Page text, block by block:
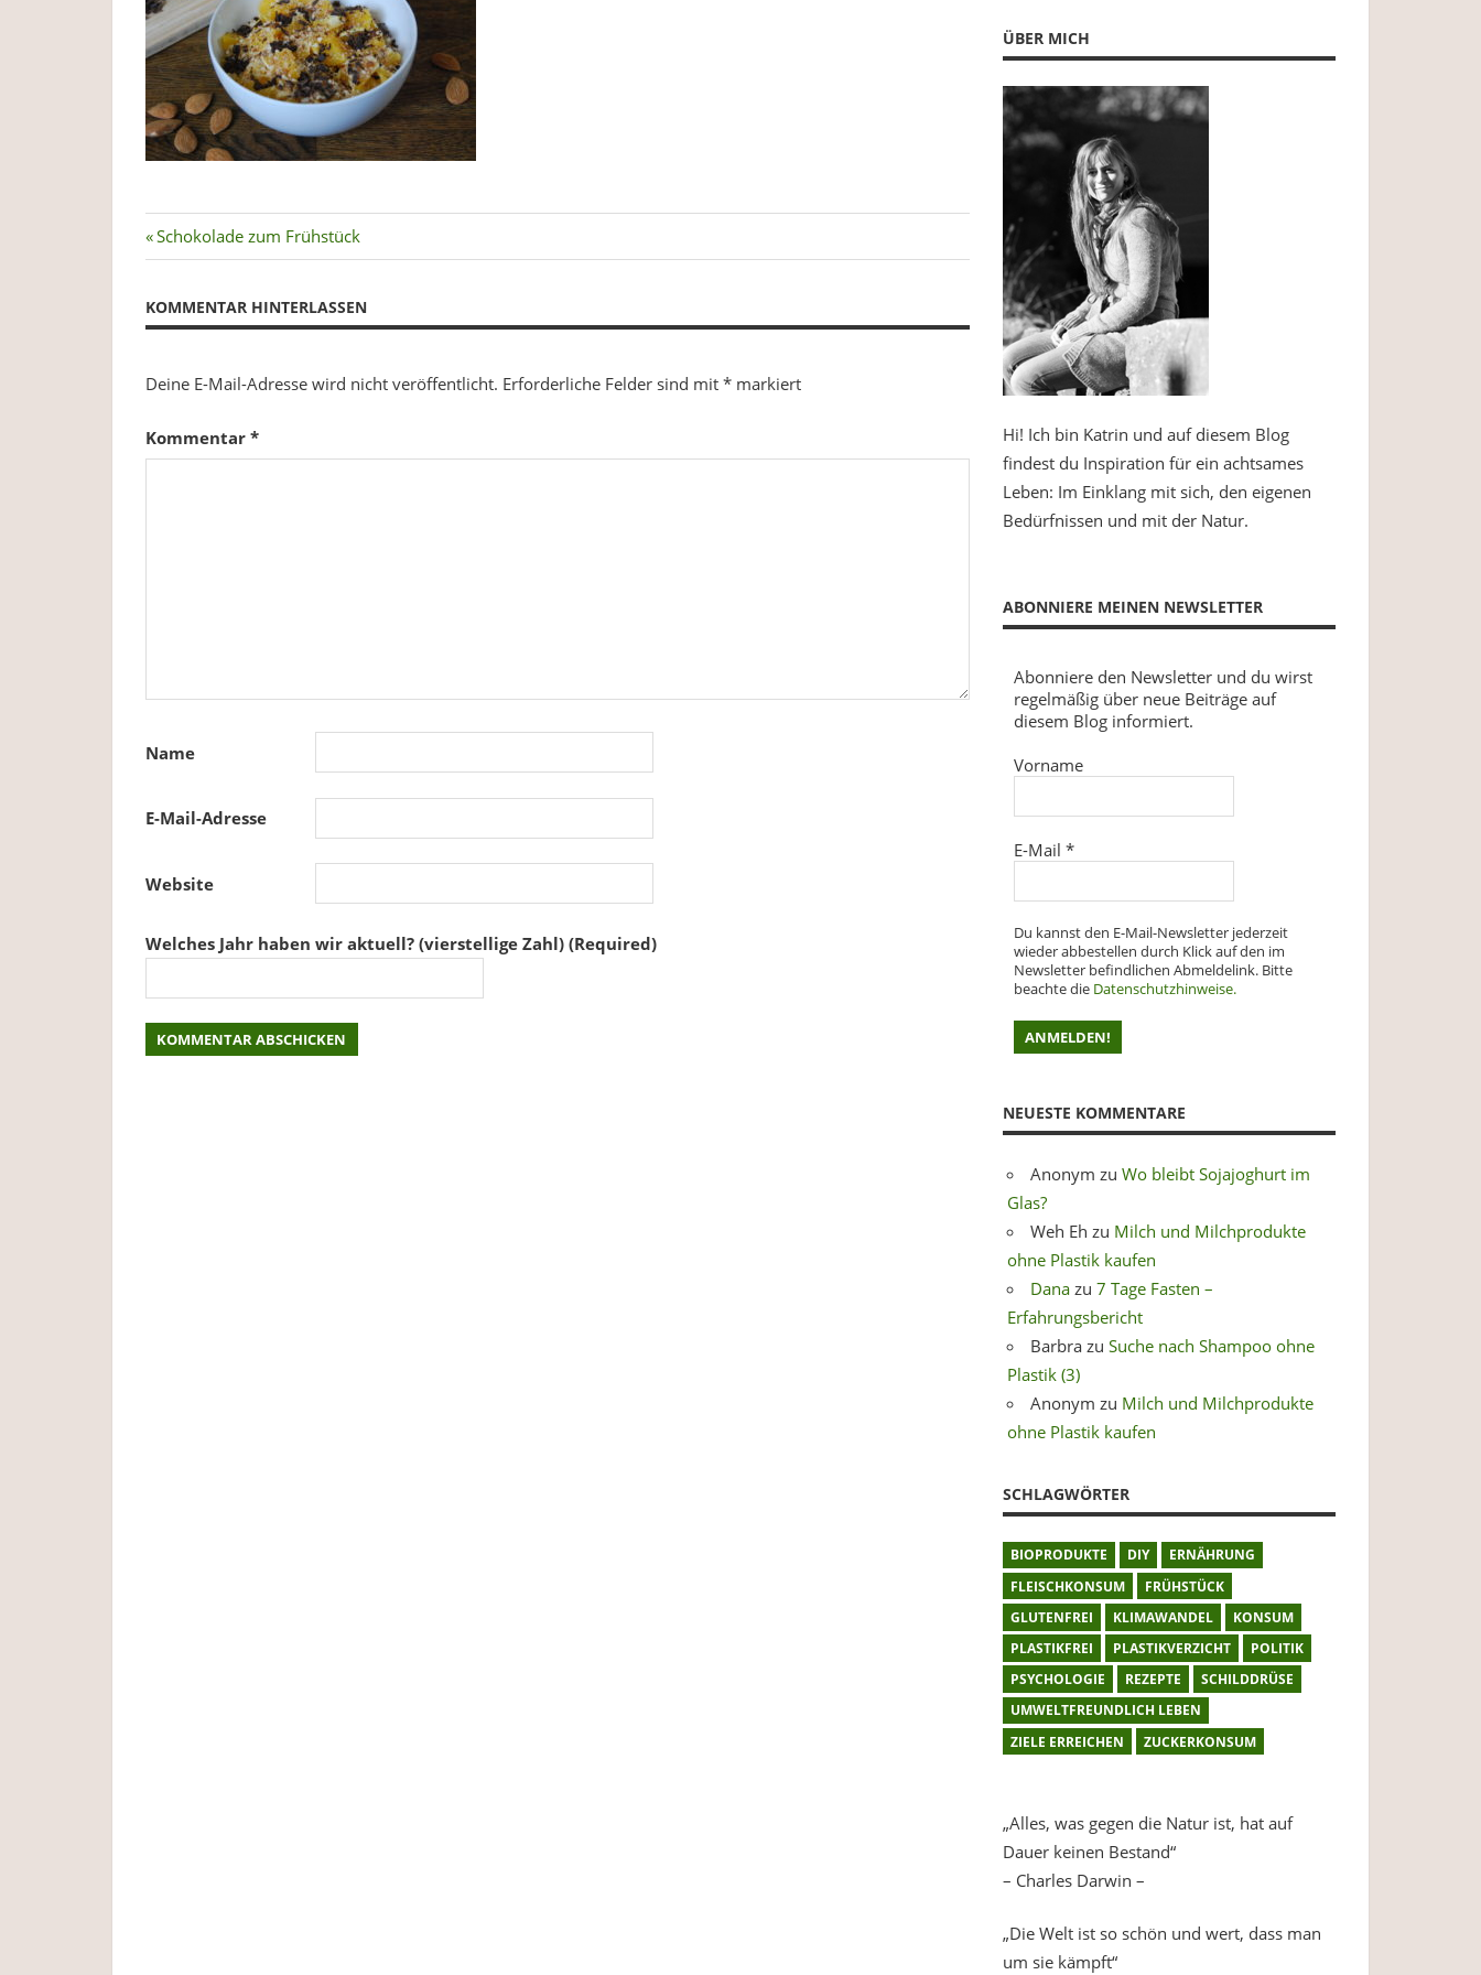
Plastikverzicht,
Gesundheit
&
Ernährung.
Beitragsnavigation
Vorheriger
Beitrag:
Schokolade zum Frühstück
KOMMENTAR HINTERLASSEN
Deine E-Mail-Adresse wird nicht veröffentlicht. Erforderliche Felder sind mit * markiert
Kommentar *
Name
E-Mail-Adresse
Website
Welches Jahr haben wir aktuell? (vierstellige Zahl) (Required)
ÜBER MICH
Hi! Ich bin Katrin und auf diesem Blog
findest du Inspiration für ein achtsames
Leben: Im Einklang mit sich, den eigenen
Bedürfnissen und mit der Natur.
ABONNIERE MEINEN NEWSLETTER
Abonniere den Newsletter und du wirst
regelmäßig über neue Beiträge auf
diesem Blog informiert.
Vorname
E-Mail *
Du kannst den E-Mail-Newsletter jederzeit
wieder abbestellen durch Klick auf den im
Newsletter befindlichen Abmeldelink. Bitte
beachte die Datenschutzhinweise.
NEUESTE KOMMENTARE
Anonym zuWo bleibt Sojajoghurt im
Glas?
Weh Eh zu Milch und Milchprodukte
ohne Plastik kaufen
Dana zu7 Tage Fasten –
Erfahrungsbericht
Barbra zuSuche nach Shampoo ohne
Plastik (3)
Anonym zu Milch und Milchprodukte
ohne Plastik kaufen
SCHLAGWÖRTER
BIOPRODUKTE DIY
ERNÄHRUNG
FLEISCHKONSUM
FRÜHSTÜCK
GLUTENFREI
KLIMAWANDEL
KONSUM
PLASTIKFREI
PLASTIKVERZICHT
POLITIK
PSYCHOLOGIE
REZEPTE
SCHILDDRÜSE
UMWELTFREUNDLICH LEBEN
ZIELE ERREICHEN
ZUCKERKONSUM
„Alles, was gegen die Natur ist, hat auf
Dauer keinen Bestand“
– Charles Darwin –
„Die Welt ist so schön und wert, dass man
um sie kämpft“